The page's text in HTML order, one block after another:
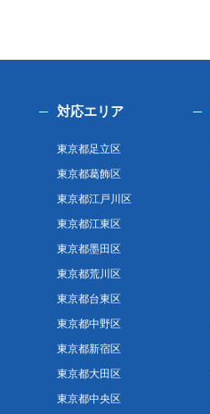
対応エリア
東京都足立区
東京都葛飾区
東京都江戸川区
東京都江東区
東京都墨田区
東京都荒川区
東京都台東区
東京都中野区
東京都新宿区
東京都大田区
東京都中央区